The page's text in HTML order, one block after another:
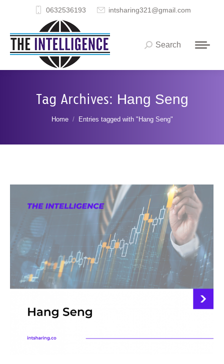
0632536193 intsharing321@gmail.com
Search:
Search
Tag Archives: Hang Seng
You are here:
Home Entries tagged with "Hang Seng"